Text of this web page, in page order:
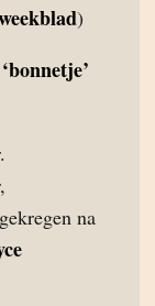
)
na